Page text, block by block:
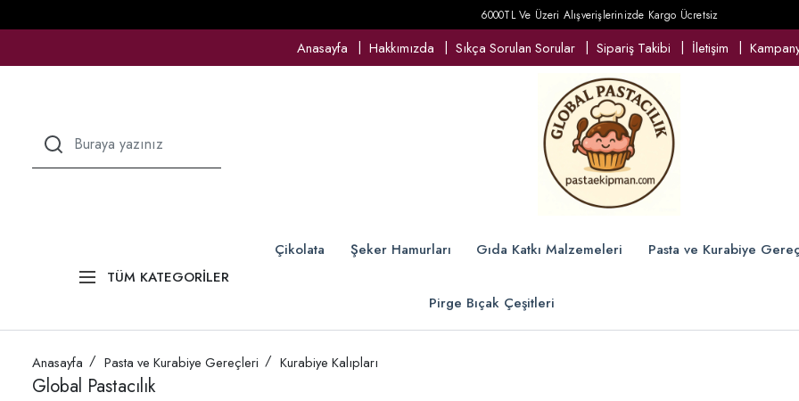
6000TL Ve Üzeri Alışverişlerinizde Kargo Ücretsiz
Anasayfa Hakkımızda Sıkça Sorulan Sorular Sipariş Takibi İletişim
TÜM KATEGORİLER
Çikolata Şeker Hamurları Gıda Katkı Malzemeleri Pasta ve Kurabiye
Pirge Bıçak Çeşitleri
Anasayfa Pasta ve Kurabiye Gereçleri Kurabiye Kalıpları
Global Pastacılık